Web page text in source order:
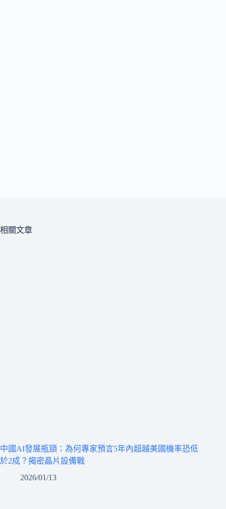
相關文章
中國AI發展瓶頸：為何專家預言5年內超越美國機率恐低
於2成？揭密晶片設備戰
2026/01/13